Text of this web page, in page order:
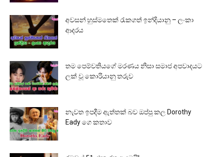
අවසන් හුස්මතෙක් රැකගත් ඉන්දියානු – ලංකා
ආදරය
තම පෙම්වතියගේ මරණය නිසා සමාජ අපවාදයට
ලක් වූ කොරියානු තරුව
නැවත ඉපදීම ඇත්තක් බව ඔප්පු කල Dorothy
Eady ගෙ කතාව